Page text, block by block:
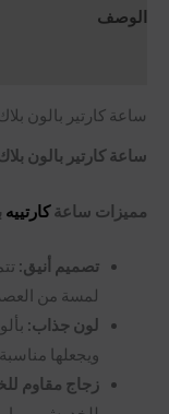
الوصف
ساعة كارتير بالون
ساعة كارتير بالون
مميزات ساعةكارتييه
تصميم أنيق:
لمسة من
لون جذاب:
ويجعلها
زجاج مقاوم